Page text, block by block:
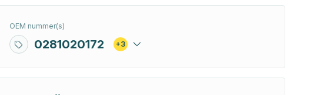
OEM nummer(s)
0281020172 +3